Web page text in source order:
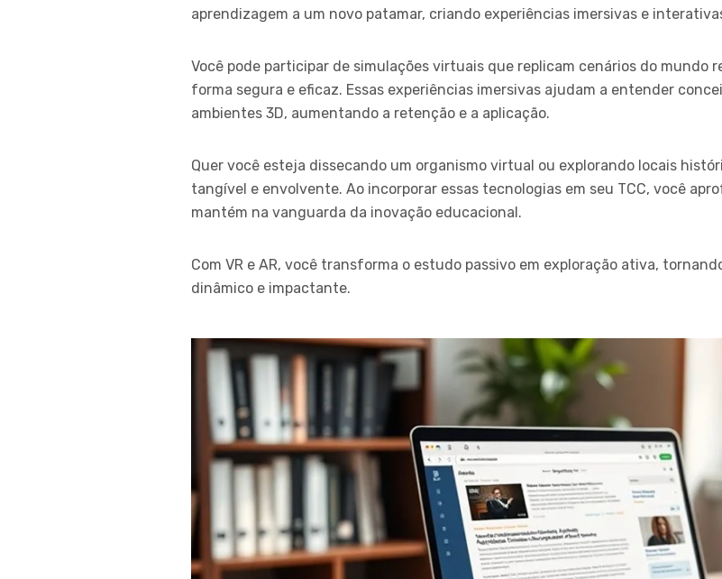
aprendizagem a um novo patamar, criando experiências imersivas e
Você pode participar de simulações virtuais que replicam cenários do mundo
forma segura e eficaz. Essas experiências imersivas ajudam a entender
ambientes 3D, aumentando a retenção e a aplicação.
Quer você esteja dissecando um organismo virtual ou explorando locais
tangível e envolvente. Ao incorporar essas tecnologias em seu TCC, você
mantém na vanguarda da inovação educacional.
Com VR e AR, você transforma o estudo passivo em exploração ativa,
dinâmico e impactante.